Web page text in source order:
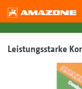
Leistungsstarke